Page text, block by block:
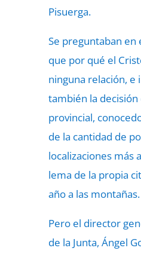
Pisuerga.
Se preguntaban
que por qué el
ninguna relación, e
también la decisión
provincial,
de la cantidad de
localizaciones más
lema de la propia
año a las montañas.
Pero el director
de la Junta, Ángel